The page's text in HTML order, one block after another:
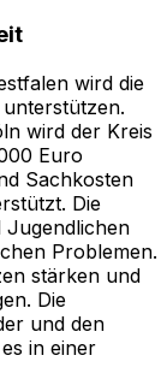
wird die
wird der Kreis
Euro
Sachkosten
Die
Problemen.
stärken und
Die
und den
in einer